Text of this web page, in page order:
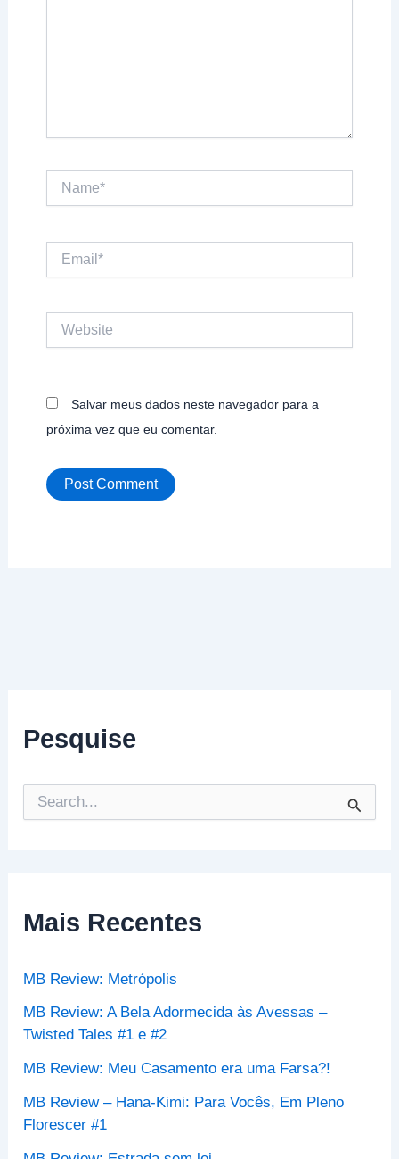
Pesquise
e
s
a
o
:
Mais Recentes
MB Review: Metrópolis
MB Review: A Bela Adormecida às Avessas –
Twisted Tales #1 e #2
MB Review: Meu Casamento era uma Farsa?!
MB Review – Hana-Kimi: Para Vocês, Em Pleno
Florescer #1
Website
Salvar meus dados neste navegador para a
próxima vez que eu comentar.